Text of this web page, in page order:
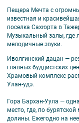
Пещера Мечта с
известная и
поселка Сахюрта в
Музыкальный залы, где
мелодичные звуки.
Иволгинский дацан —
главных буддистских
Храмовый комплекс
Улан-удэ.
Гора Бархан-Уула —
место, где, по
долины. Ежегодно на